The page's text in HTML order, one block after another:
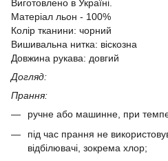
Виготовлено в Україні.
Матеріал льон - 100%
Колір тканини: чорний
Вишивальна нитка: віскозна
Довжина рукава: довгий
Догляд:
Прання:
ручне або машинне, при
під час прання не
відбілювачі, зокрема хлор;